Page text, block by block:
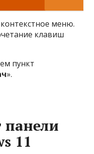
меню.
клавиш
пункт
».
11